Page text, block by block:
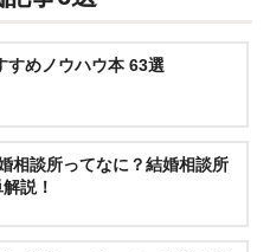
子に贈る おすすめノウハウ本 63選
相談所ってなに？結婚相談所
説！